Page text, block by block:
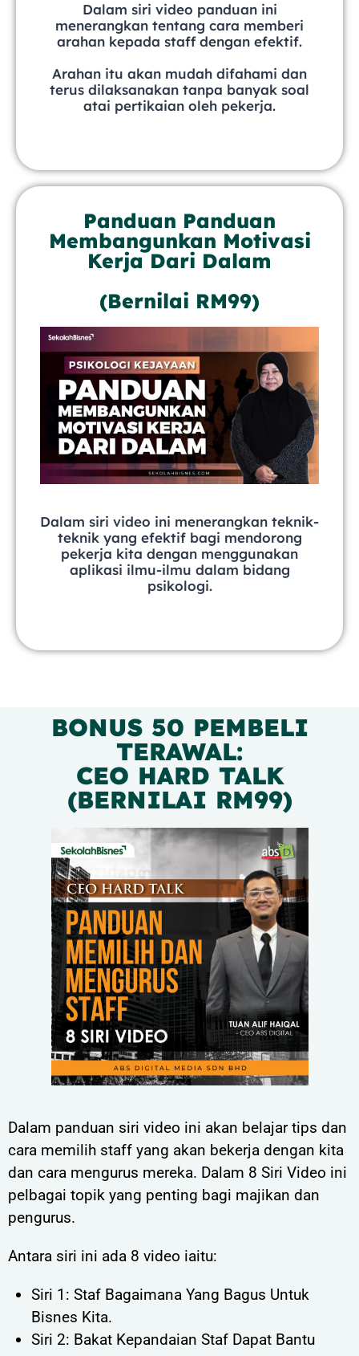
Dalam siri video panduan ini
menerangkan tentang cara memberi
arahan kepada staff dengan efektif.
Arahan itu akan mudah difahami dan
terus dilaksanakan tanpa banyak soal
atai pertikaian oleh pekerja.
Panduan Panduan
Membangunkan Motivasi
Kerja Dari Dalam
(Bernilai RM99)
Dalam siri video ini menerangkan teknik-
teknik yang efektif bagi mendorong
pekerja kita dengan menggunakan
aplikasi ilmu-ilmu dalam bidang
psikologi.
BONUS 50 PEMBELI
TERAWAL:
CEO HARD TALK
(BERNILAI RM99)
Dalam panduan siri video ini akan belajar tips dan
cara memilih staff yang akan bekerja dengan kita
dan cara mengurus mereka. Dalam 8 Siri Video ini
pelbagai topik yang penting bagi majikan dan
pengurus.
Antara siri ini ada 8 video iaitu:
Siri 1: Staf Bagaimana Yang Bagus Untuk
Bisnes Kita.
Siri 2: Bakat Kepandaian Staf Dapat Bantu